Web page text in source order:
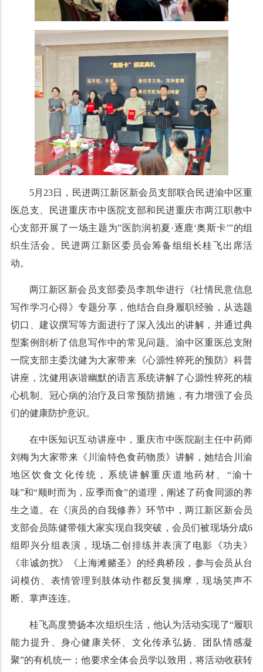
5月23日，民进两江新区新会员支部联合民进渝中区重
医总支、民进重庆市中医院支部和民进重庆市两江职教中
心支部开展了一场主题为”医韵润初夏·逐鹿‘奥斯卡’”的组
织生活会。民进两江新区委员会筹备组组长桂飞出席活
动。
两江新区新会员支部委员李凯华进行《社情民意信息
写作学习心得》专题分享，他结合自身履职经验，从选题
切口、建议撰写等方面进行了深入浅出的讲解，并通过典
型案例剖析了信息写作中的常见问题。渝中区重医总支附
一院支部主委沈健为大家带来《心源性猝死的预防》科普
讲座，沈健用诙谐幽默的语言系统讲解了心源性猝死的核
心机制、冠心病的治疗及日常预防措施，有力增强了会员
们的健康防护意识。
在中医知识互动讲座中，重庆市中医院副主任中药师
刘梅为大家带来《川渝特色食药物质》讲解，她结合川渝
地区饮食文化传统，系统讲解重庆道地药材、“渝十
味”和“顺时而为，应季而食”的道理，阐述了药食同源的养
生之道。在《演员的自我修养》环节中，两江新区新会员
支部会员陈健带领大家实现自我突破，会员们被现场分成6
组即兴分组表演，现场二创排练并表演了电影《功夫》
《非诚勿扰》《上海滩赌圣》的经典桥段，参与会员从台
词模仿、表情管理到肢体动作都反复揣摩，现场笑声不
断、掌声连连。
桂飞高度赞扬本次组织生活，他认为活动实现了“履职
能力提升、身心健康关怀、文化传承弘扬、团队情感凝
聚”的有机统一；他要求全体会员学以致用，将活动收获转